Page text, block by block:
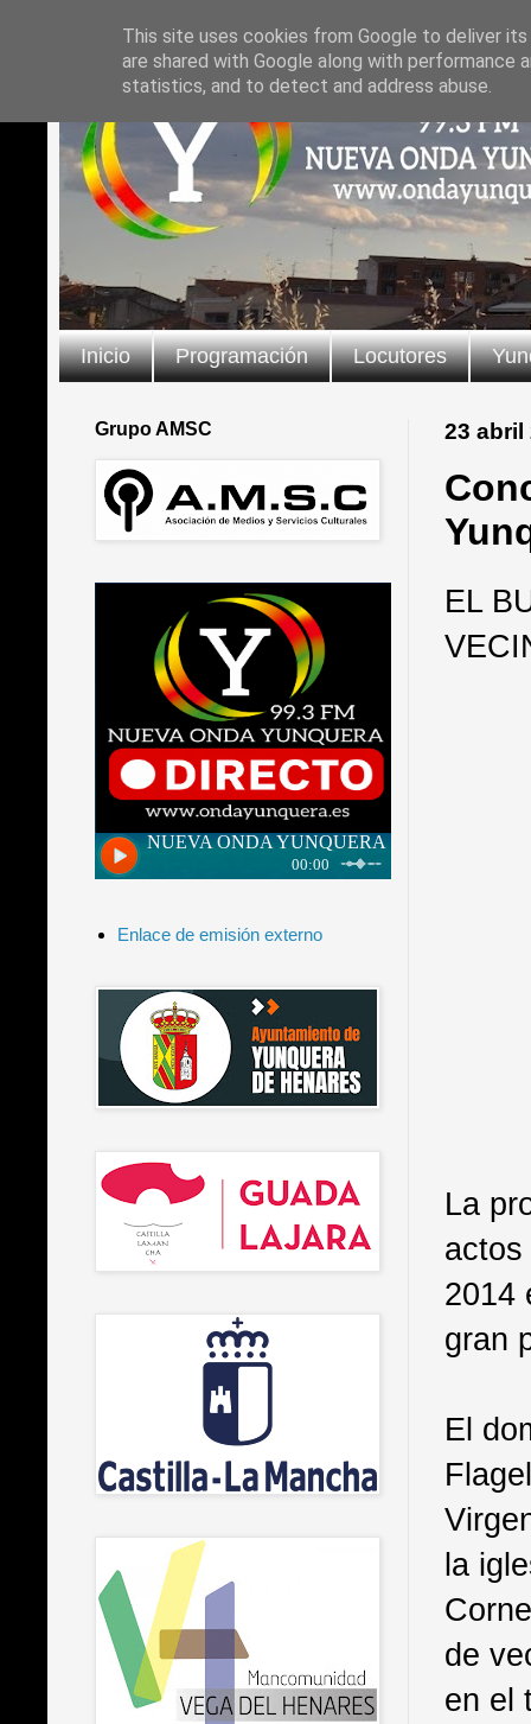
Inicio Programación Locutores
23 abril
EL
La
actos
2014
gran
El
la
de
en el
Grupo AMSC
Enlace de emisión externo
This site uses cookies from Google to deliver
are shared with Google along with
statistics, and to detect and address abuse.